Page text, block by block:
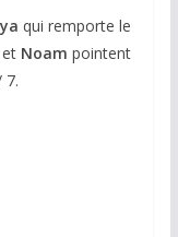
qui remporte le
et Noam pointent
7.